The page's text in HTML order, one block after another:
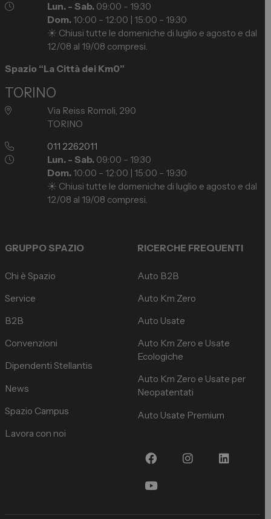
Lun. - Sab. 09:00 – 19:30
Dom. 10:00 – 12:00 | 15:00 – 19:30
☀️ Chiusi tutte le domeniche di luglio e agosto e dal
12/08 al 19/08 compresi.
Spazio “La Città dei Km0”
TORINO
Via Reiss Romoli, 290
TORINO
011 2262011
Lun. - Sab. 09:00 – 19:30
Dom. 10:00 – 12:00 | 15:00 – 19:30
☀️ Chiusi tutte le domeniche di luglio e agosto e dal
12/08 al 19/08 compresi.
GRUPPO SPAZIO
Chi è Spazio
Service
B2B
Convenzioni
Dipendenti Stellantis
News
Spazio Campus
Lavora con noi
RICERCHE FREQUENTI
Auto B2B
Auto Km Zero
Auto Usate
Auto Km Zero e Usate
Ecologiche
Auto Km Zero e Usate per
Neopatentati
Auto Usate Premium